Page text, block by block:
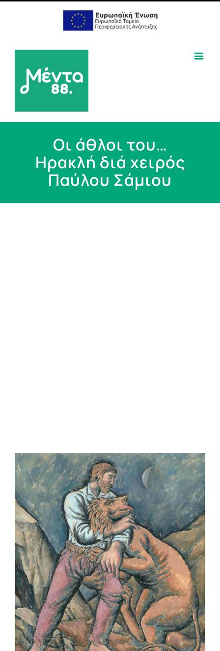
Οι άθλοι του…
Ηρακλή διά χειρός
Παύλου Σάμιου
View
Larger
Image